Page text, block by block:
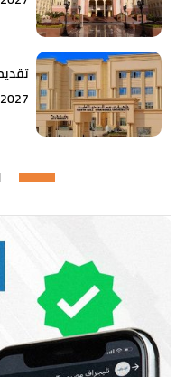
2027.. رابط وخطوات التسجيل